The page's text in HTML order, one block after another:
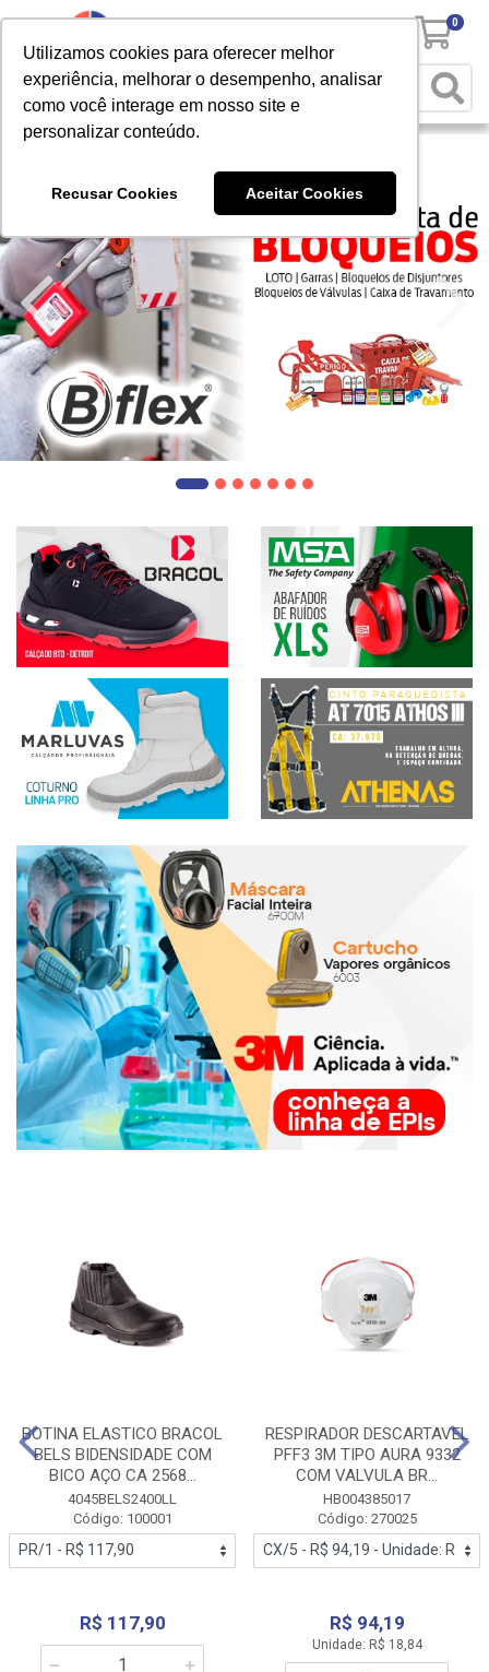
Utilizamos cookies para oferecer melhor
experiência, melhorar o desempenho, analisar
como você interage em nosso site e
personalizar conteúdo.
Recusar Cookies Aceitar Cookies
0
BOTINA ELASTICO BRACOL
BELS BIDENSIDADE COM
BICO AÇO CA 2568...
4045BELS2400LL
Código: 100001
R$ 117,90
RESPIRADOR DESCARTAVEL
PFF3 3M TIPO AURA 9332
COM VALVULA BR...
HB004385017
Código: 270025
R$ 94,19
Unidade: R$ 18,84